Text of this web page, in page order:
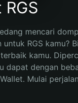
mencari
untuk RGS kamu?
kamu.
dapat dengan
Mulai